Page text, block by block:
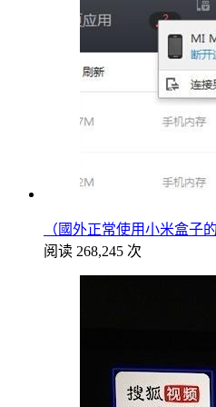
（國外正常使用小米盒子
阅读 268,245 次